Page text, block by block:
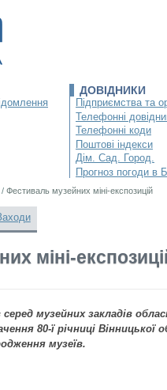
ДОВІДНИКИ
Підприємства та
Телефонні
Телефонні коди
Поштові індекси
Дім. Сад. Город.
Прогноз погоди в
/ Фестиваль музейних міні-експозицій
міні-
музейних закладів
80-ї річниці
музеїв.